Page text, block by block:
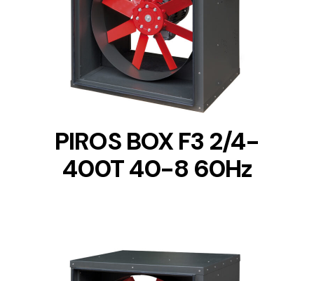
DETAILS
PIROS BOX F3 2/4-
400T 40-8 60Hz